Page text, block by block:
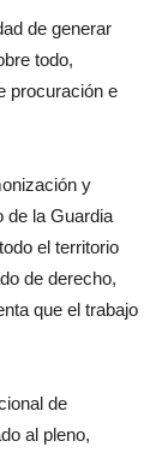
de generar
todo,
procuración e
y
de la Guardia
el territorio
de derecho,
que el trabajo
de
al pleno,